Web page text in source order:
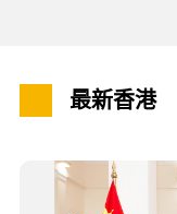
最新香港